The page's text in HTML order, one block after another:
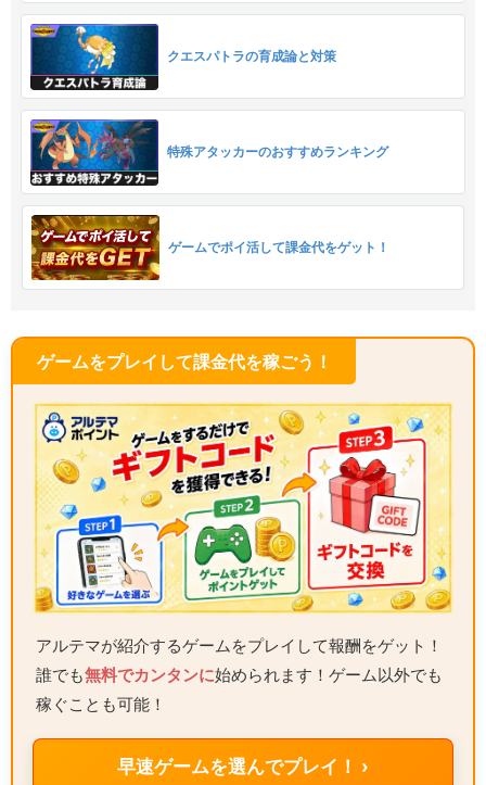
クエスパトラの育成論と対策
特殊アタッカーのおすすめランキング
ゲームでポイ活して課金代をゲット！
ゲームをプレイして課金代を稼ごう！
アルテマが紹介するゲームをプレイして報酬をゲット！
誰でも無料でカンタンに始められます！ゲーム以外でも
稼ぐことも可能！
早速ゲームを選んでプレイ！ ›